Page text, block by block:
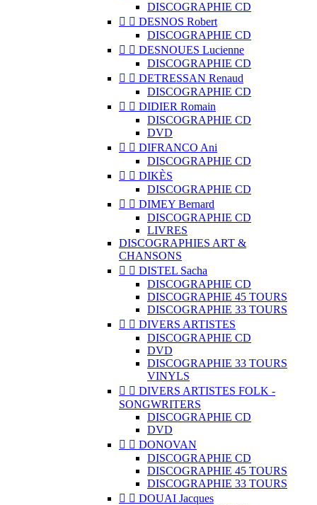
DISCOGRAPHIE CD
  DESNOS Robert
DISCOGRAPHIE CD
  DESNOUES Lucienne
DISCOGRAPHIE CD
  DETRESSAN Renaud
DISCOGRAPHIE CD
  DIDIER Romain
DISCOGRAPHIE CD
DVD
  DIFRANCO Ani
DISCOGRAPHIE CD
  DIKÈS
DISCOGRAPHIE CD
  DIMEY Bernard
DISCOGRAPHIE CD
LIVRES
DISCOGRAPHIES ART &
CHANSONS
  DISTEL Sacha
DISCOGRAPHIE CD
DISCOGRAPHIE 45 TOURS
DISCOGRAPHIE 33 TOURS
  DIVERS ARTISTES
DISCOGRAPHIE CD
DVD
DISCOGRAPHIE 33 TOURS
VINYLS
  DIVERS ARTISTES FOLK -
SONGWRITERS
DISCOGRAPHIE CD
DVD
  DONOVAN
DISCOGRAPHIE CD
DISCOGRAPHIE 45 TOURS
DISCOGRAPHIE 33 TOURS
  DOUAI Jacques